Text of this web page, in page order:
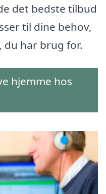
det bedste tilbud
til dine behov,
du har brug for.
hjemme hos